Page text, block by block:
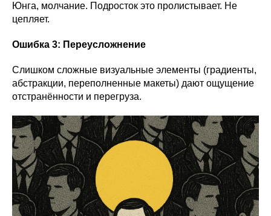
Юнга, молчание. Подросток это пролистывает. Не
цепляет.
Ошибка 3: Переусложнение
Слишком сложные визуальные элементы (градиенты,
абстракции, переполненные макеты) дают ощущение
отстранённости и перегруза.